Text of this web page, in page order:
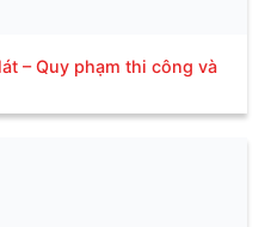
– Quy phạm thi công và